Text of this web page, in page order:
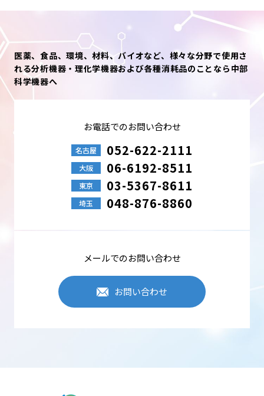
医薬、食品、環境、材料、バイオなど、様々な分野で使用さ
れる分析機器・理化学機器および各種消耗品のことなら中部
科学機器へ
お電話でのお問い合わせ
名古屋 052-622-2111
大阪 06-6192-8511
東京 03-5367-8611
埼玉 048-876-8860
メールでのお問い合わせ
お問い合わせ